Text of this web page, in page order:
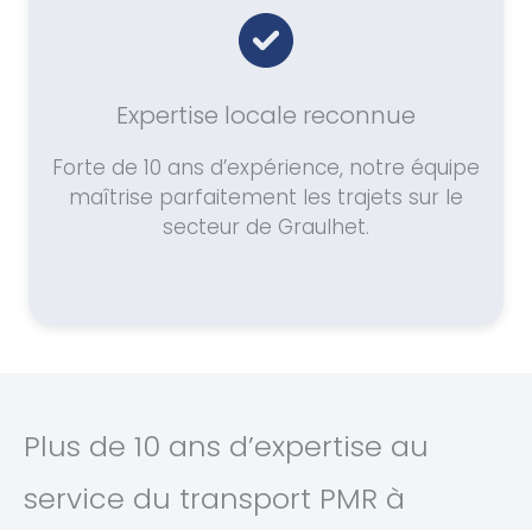
Expertise locale reconnue
Forte de 10 ans d’expérience, notre équipe
maîtrise parfaitement les trajets sur le
secteur de Graulhet.
Plus de 10 ans d’expertise au
service du transport PMR à